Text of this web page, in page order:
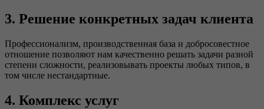
3. Решение конкретных задач клиента
Профессионализм, производственная база и добросовестное
отношение позволяют нам качественно решать задачи разной
степени сложности, реализовывать проекты любых типов, в
том числе нестандартные.
4. Комплекс услуг